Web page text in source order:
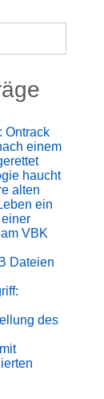
Ontrack
einem
haucht
alten
ein
VBK
Dateien
des